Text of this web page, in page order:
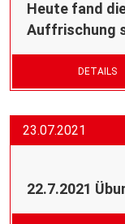
Heute fand
Auffrischung
DETAILS
23.07.2021
22.7.2021